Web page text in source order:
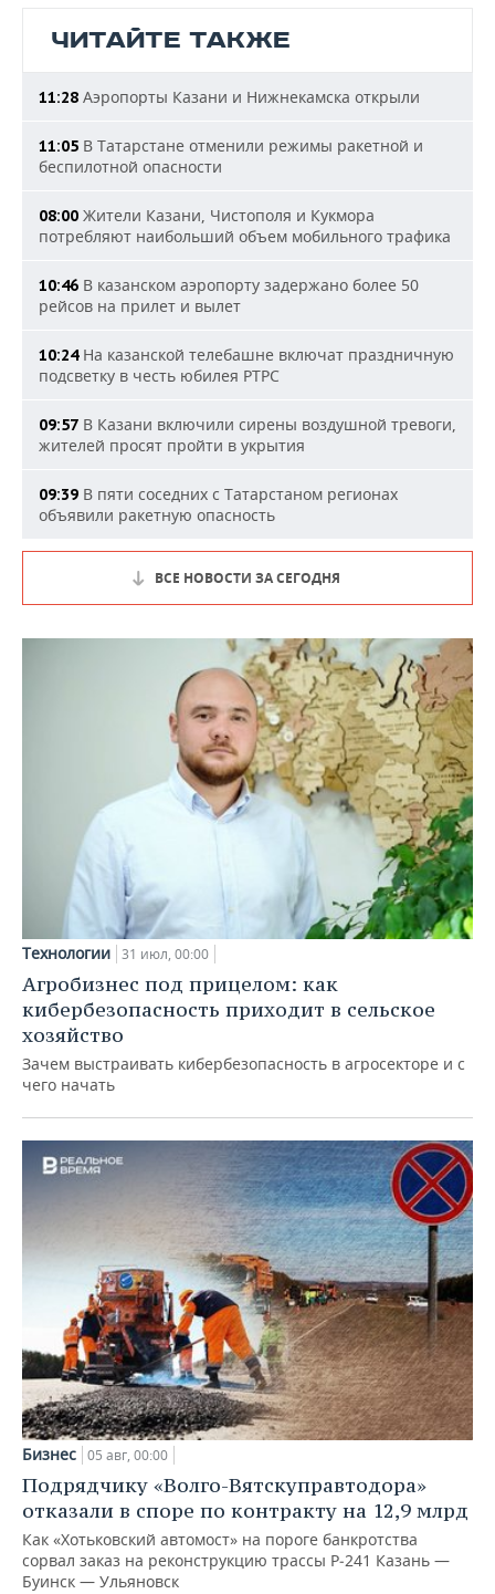
ЧИТАЙТЕ ТАКЖЕ
11:28 Аэропорты Казани и Нижнекамска открыли
11:05 В Татарстане отменили режимы ракетной и
беспилотной опасности
08:00 Жители Казани, Чистополя и Кукмора
потребляют наибольший объем мобильного трафика
10:46 В казанском аэропорту задержано более 50
рейсов на прилет и вылет
10:24На казанской телебашне включат праздничную
подсветку в честь юбилея РТРС
09:57 В Казани включили сирены воздушной тревоги,
жителей просят пройти в укрытия
09:39 В пяти соседних с Татарстаном регионах
объявили ракетную опасность
ВСЕ НОВОСТИ ЗА СЕГОДНЯ
Технологии 31 июл, 00:00
Агробизнес под прицелом: как
кибербезопасность приходит в сельское
хозяйство
Зачем выстраивать кибербезопасность в агросекторе и с
чего начать
Бизнес 05 авг, 00:00
Подрядчику «Волго-Вятскуправтодора»
отказали в споре по контракту на 12,9 млрд
Как «Хотьковский автомост» на пороге банкротства
сорвал заказ на реконструкцию трассы Р‑241 Казань —
Буинск — Ульяновск